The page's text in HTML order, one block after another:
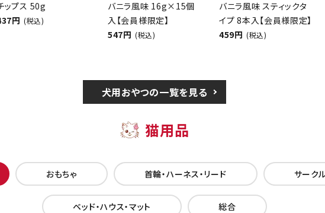
ップス 50g
円 (税込)
バニラ風味 16g×15個
入【会員様限定】
547円 (税込)
バニラ風味 スティックタ
イプ 8本入【会員様限定】
459円 (税込)
犬用おやつの一覧を見る
猫用品
おもちゃ 首輪・ハーネス・リード サーク
ベッド・ハウス・マット 総合